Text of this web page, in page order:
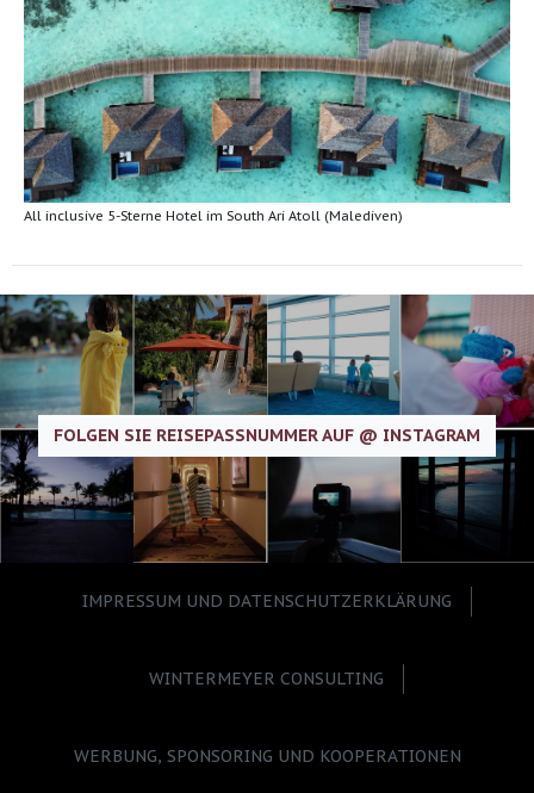
All inclusive 5-Sterne Hotel im South Ari Atoll (Malediven)
FOLGEN SIE REISEPASSNUMMER AUF @ INSTAGRAM
IMPRESSUM UND DATENSCHUTZERKLÄRUNG
WINTERMEYER CONSULTING
WERBUNG, SPONSORING UND KOOPERATIONEN